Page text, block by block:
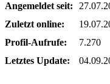
Angemeldet seit:
Zuletzt online:
Profil-Aufrufe:
7.270
Letztes Update: